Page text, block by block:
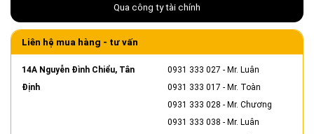
Qua công ty tài chính
Liên hệ mua hàng - tư vấn
14A Nguyễn Đình Chiểu, Tân
Định
0931 333 027 - Mr. Luân
0931 333 017 - Mr. Toàn
0931 333 028 - Mr. Chương
0931 333 038 - Mr. Luân